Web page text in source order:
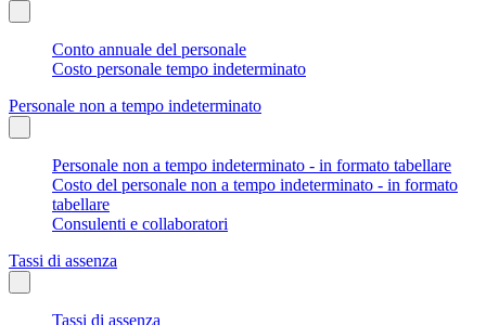
Conto annuale del personale
Costo personale tempo indeterminato
Personale non a tempo indeterminato
Personale non a tempo indeterminato - in formato tabellare
Costo del personale non a tempo indeterminato - in formato
tabellare
Consulenti e collaboratori
Tassi di assenza
Tassi di assenza